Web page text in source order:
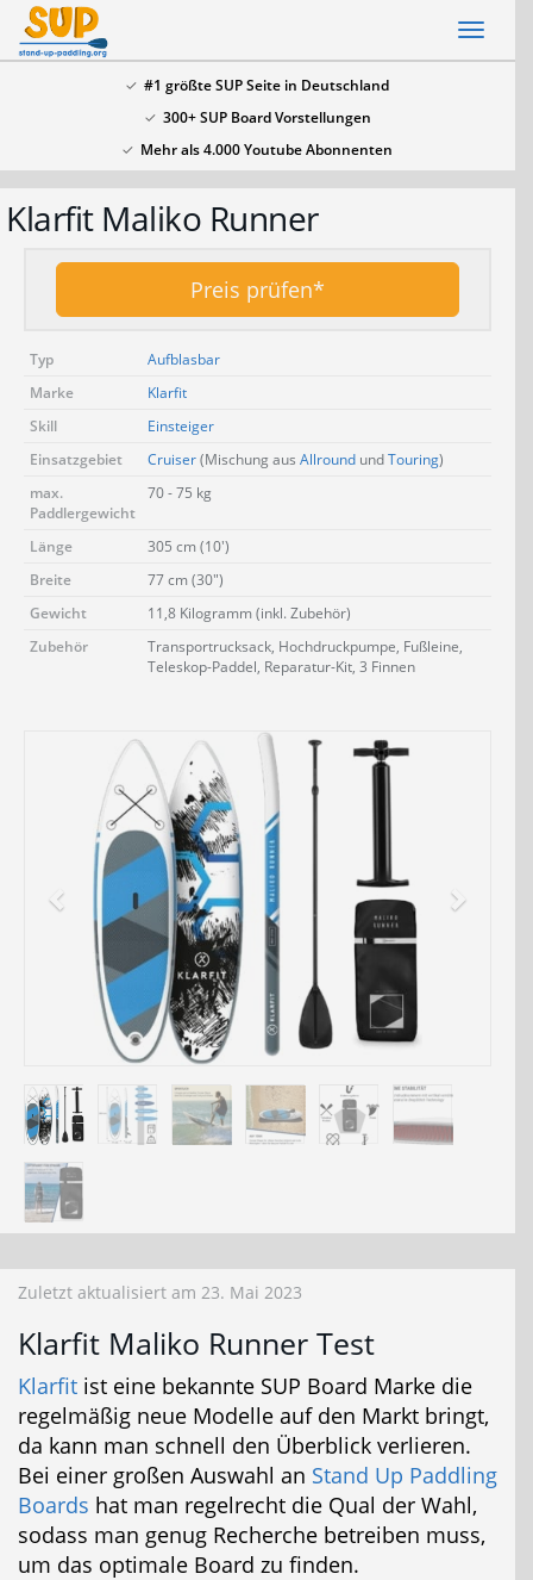
Skip
#1 größte SUP Seite in Deutschland
300+ SUP Board Vorstellungen
Mehr als 4.000 Youtube Abonnenten
Klarfit Maliko Runner
Preis prüfen*
Typ
Aufblasbar
Marke
Klarfit
Skill
Einsteiger
Einsatzgebiet
Cruiser(Mischung aus Allround undTouring)
max.
Paddlergewicht
70 - 75 kg
Länge
305 cm (10')
Breite
77 cm (30")
Gewicht
11,8 Kilogramm (inkl. Zubehör)
Zubehör
Transportrucksack, Hochdruckpumpe, Fußleine,
Teleskop-Paddel, Reparatur-Kit, 3 Finnen
Zuletzt aktualisiert am 23. Mai 2023
Klarfit Maliko Runner Test
Klarfit ist eine bekannte SUP Board Marke die
regelmäßig neue Modelle auf den Markt bringt,
da kann man schnell den Überblick verlieren.
Bei einer großen Auswahl an Stand Up Paddling
Boards hat man regelrecht die Qual der Wahl,
sodass man genug Recherche betreiben muss,
um das optimale Board zu finden.
SSV: Große Bluefin Sonderangebote
In unserem SUP Board Test 2024 haben wir alle
überzeugt! Aktuell gib es wieder großeBluefin
Sonderangebote hier